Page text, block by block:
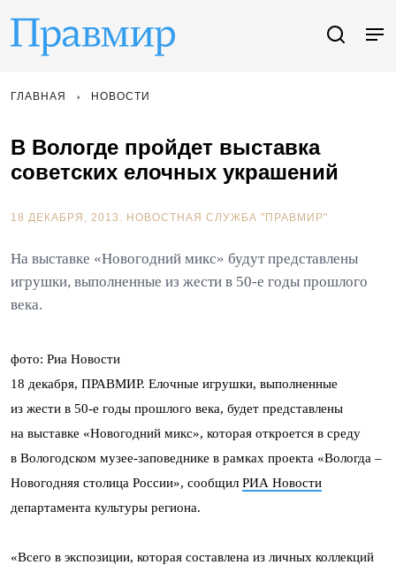
ГЛАВНАЯ НОВОСТИ
В Вологде пройдет выставка
советских елочных украшений
18 ДЕКАБРЯ, 2013. НОВОСТНАЯ СЛУЖБА "ПРАВМИР"
На выставке «Новогодний микс» будут представлены
игрушки, выполненные из жести в 50-е годы прошлого
века.
фото: Риа Новости
18 декабря, ПРАВМИР. Елочные игрушки, выполненные
из жести в 50-е годы прошлого века, будет представлены
на выставке «Новогодний микс», которая откроется в среду
в Вологодском музее-заповеднике в рамках проекта «Вологда –
Новогодняя столица России», сообщил РИА Новости
департамента культуры региона.
«Всего в экспозиции, которая составлена из личных коллекций